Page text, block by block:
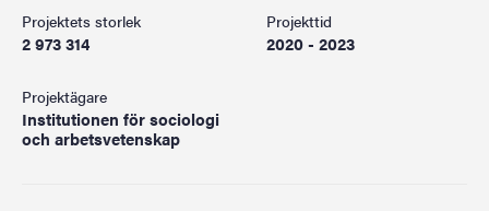
Projektets storlek
2 973 314
Projekttid
2020 - 2023
Projektägare
Institutionen för sociologi
och arbetsvetenskap